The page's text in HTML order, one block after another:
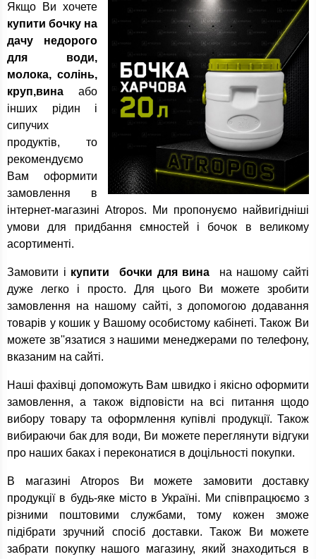
Якщо Ви хочете
купити бочку на
дачу недорого
для води,
молока, солінь,
круп,вина або
інших рідин і
сипучих
продуктів, то
рекомендуємо
Вам оформити
замовлення в
інтернет-магазині Atropos. Ми пропонуємо найвигідніші
умови для придбання ємностей і бочок в великому
асортименті.
Замовити і купити бочки для вина на нашому сайті
дуже легко і просто. Для цього Ви можете зробити
замовлення на нашому сайті, з допомогою додавання
товарів у кошик у Вашому особистому кабінеті. Також Ви
можете зв''язатися з нашими менеджерами по телефону,
вказаним на сайті.
Наші фахівці допоможуть Вам швидко і якісно оформити
замовлення, а також відповісти на всі питання щодо
вибору товару та оформлення купівлі продукції. Також
вибираючи бак для води, Ви можете переглянути відгуки
про наших баках і переконатися в доцільності покупки.
В магазині Atropos Ви можете замовити доставку
продукції в будь-яке місто в Україні. Ми співпрацюємо з
різними поштовими службами, тому кожен зможе
підібрати зручний спосіб доставки. Також Ви можете
забрати покупку нашого магазину, який знаходиться в